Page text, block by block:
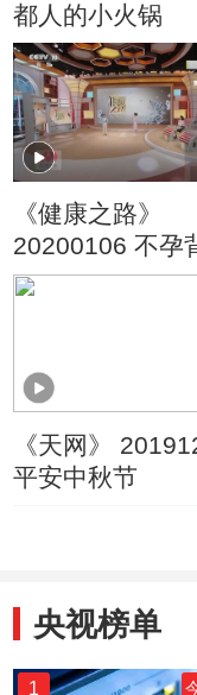
都人的小火锅
《健康之路》
20200106 不孕
《天网》
平安中秋节
央视榜单
1